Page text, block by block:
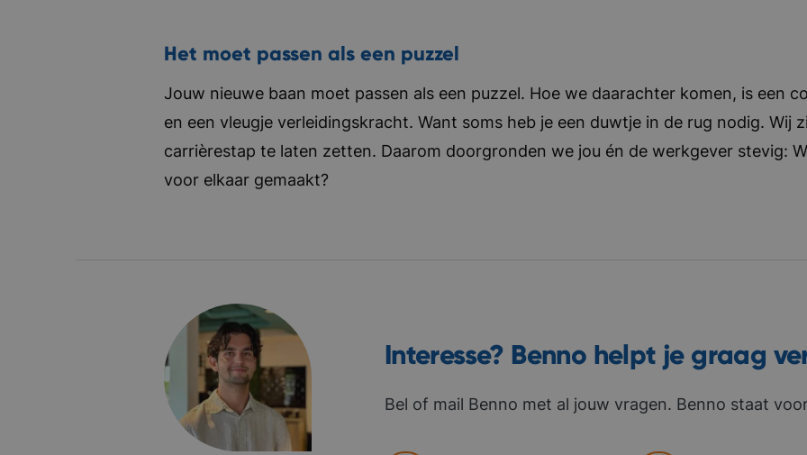
Het moet passen als een puzzel
Jouw nieuwe baan moet passen als een puzzel. Hoe we daarachter komen, is een
en een vleugje verleidingskracht. Want soms heb je een duwtje in de rug nodig. Wij
carrièrestap te laten zetten. Daarom doorgronden we jou én de werkgever stevig:
voor elkaar gemaakt?
Interesse? Benno helpt je graag
Bel of mail Benno met al jouw vragen. Benno staat